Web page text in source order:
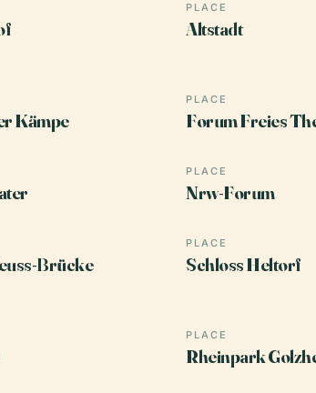
PLACE
Altstadt
Kämpe
PLACE
Forum Freies
PLACE
Nrw-Forum
Brücke
PLACE
Schloss Heltorf
PLACE
Rheinpark